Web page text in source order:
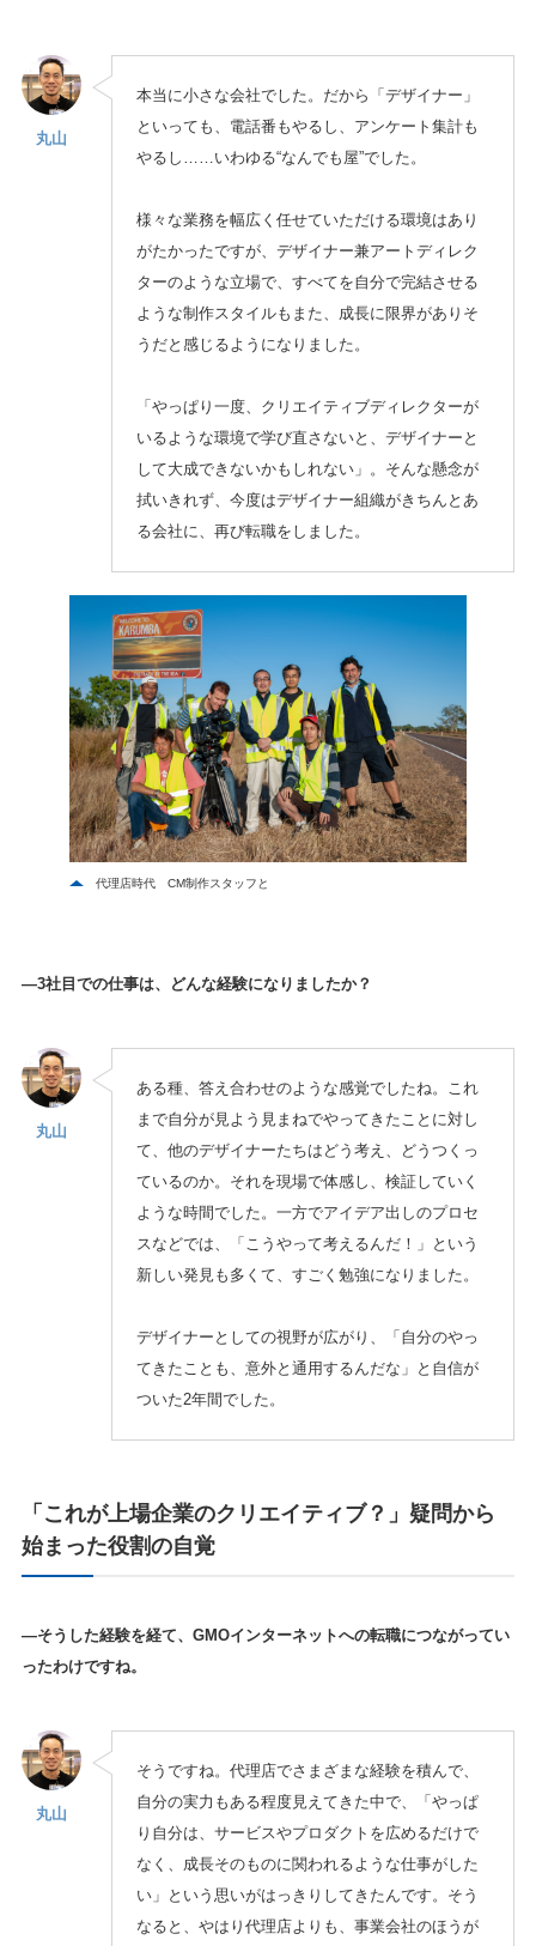
丸山
本当に小さな会社でした。だから「デザイナー」
といっても、電話番もやるし、アンケート集計も
やるし……いわゆる“なんでも屋”でした。
様々な業務を幅広く任せていただける環境はあり
がたかったですが、デザイナー兼アートディレク
ターのような立場で、すべてを自分で完結させる
ような制作スタイルもまた、成長に限界がありそ
うだと感じるようになりました。
「やっぱり一度、クリエイティブディレクターが
いるような環境で学び直さないと、デザイナーと
して大成できないかもしれない」。そんな懸念が
拭いきれず、今度はデザイナー組織がきちんとあ
る会社に、再び転職をしました。
代理店時代 CM制作スタッフと
—3社目での仕事は、どんな経験になりましたか？
丸山
ある種、答え合わせのような感覚でしたね。これ
まで自分が見よう見まねでやってきたことに対し
て、他のデザイナーたちはどう考え、どうつくっ
ているのか。それを現場で体感し、検証していく
ような時間でした。一方でアイデア出しのプロセ
スなどでは、「こうやって考えるんだ！」という
新しい発見も多くて、すごく勉強になりました。
デザイナーとしての視野が広がり、「自分のやっ
てきたことも、意外と通用するんだな」と自信が
ついた2年間でした。
「これが上場企業のクリエイティブ？」疑問から
始まった役割の自覚
—そうした経験を経て、GMOインターネットへの転職につながってい
ったわけですね。
丸山
そうですね。代理店でさまざまな経験を積んで、
自分の実力もある程度見えてきた中で、「やっぱ
り自分は、サービスやプロダクトを広めるだけで
なく、成長そのものに関われるような仕事がした
い」という思いがはっきりしてきたんです。そう
なると、やはり代理店よりも、事業会社のほうが